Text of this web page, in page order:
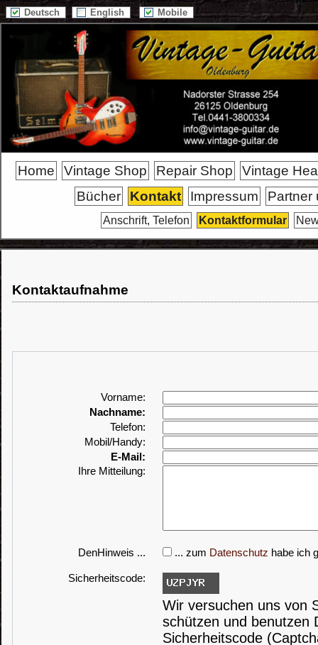
Deutsch English Mobile
Home Vintage Shop Repair Shop
Vintage
Bücher
Kontakt Impressum Partner
Anschrift, Telefon Kontaktformular
Kontaktaufnahme
Vorname:
Nachname:
Telefon:
Mobil/Handy:
E-Mail:
Ihre Mitteilung:
DenHinweis ... ... zum Datenschutz habe ich
Sicherheitscode:
Wir versuchen uns von
schützen und benutzen
Sicherheitscode